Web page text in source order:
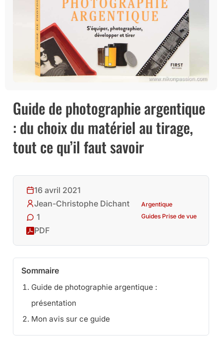
Guide de photographie argentique
: du choix du matériel au tirage,
tout ce qu’il faut savoir
16 avril 2021
Jean-Christophe Dichant
1
PDF
Argentique
Guides Prise de vue
Sommaire
Guide de photographie argentique :
présentation
Mon avis sur ce guide